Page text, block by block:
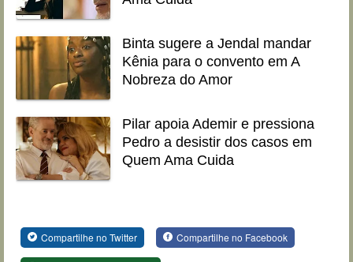
Binta sugere a Jendal mandar
Kênia para o convento em A
Nobreza do Amor
Pilar apoia Ademir e pressiona
Pedro a desistir dos casos em
Quem Ama Cuida
Compartilhe no Twitter Compartilhe no Facebook